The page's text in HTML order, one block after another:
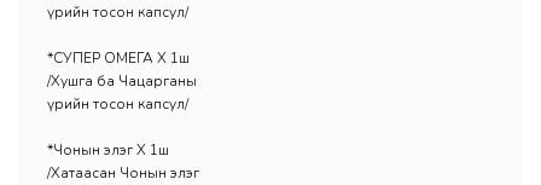
үрийн тосон капсул/
*СУПЕР ОМЕГА Х 1ш
/Хушга ба Чацарганы
үрийн тосон капсул/
*Чонын элэг Х 1ш
/Хатаасан Чонын элэг